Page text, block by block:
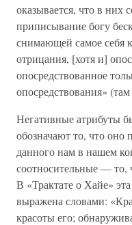
оказывается, что в них
приписывание богу
снимающей самое себя
отрицания, [хотя и]
опосредствованное
опосредствования»
Негативные атрибуты
обозначают то, что оно
данного нам в нашем
соотносительные — то,
В «Трактате о Хайе»
выражена словами:
красоты его;